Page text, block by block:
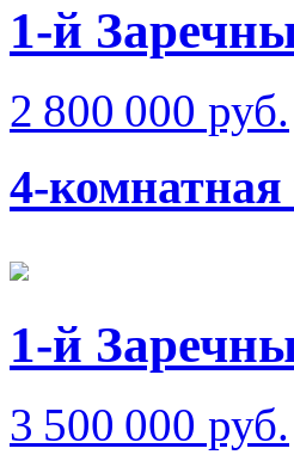
1-й
2 800 000 руб.
4-
1-й
3 500 000 руб.